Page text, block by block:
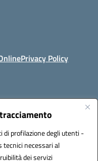
profilazione degli utenti -
tecnici necessari al
dei servizi
Privacy Policy
ROTH
SSIS019006